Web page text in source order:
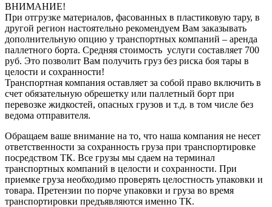
ВНИМАНИЕ!
При отгрузке материалов, фасованных в пластиковую тару, в
другой регион настоятельно рекомендуем Вам заказывать
дополнительную опцию у транспортных компаний – аренда
паллетного борта. Средняя стоимость услуги составляет 700
руб. Это позволит Вам получить груз без риска боя тары в
целости и сохранности!
Транспортная компания оставляет за собой право включить в
счет обязательную обрешетку или паллетный борт при
перевозке жидкостей, опасных грузов и т.д. в том числе без
ведома отправителя.
Обращаем ваше внимание на то, что наша компания не несет
ответственности за сохранность груза при транспортировке
посредством ТК. Все грузы мы сдаем на терминал
транспортных компаний в целости и сохранности. При
приемке груза необходимо проверять целостность упаковки и
товара. Претензии по порче упаковки и груза во время
транспортировки предъявляются именно ТК.